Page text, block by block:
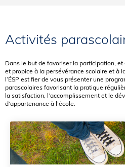
Activités
Dans le but de favoriser la participation,
et propice à la persévérance scolaire et à
l’ÉSP est fier de vous présenter une
parascolaires favorisant la pratique
la satisfaction, l’accomplissement et le
d’appartenance à l’école.